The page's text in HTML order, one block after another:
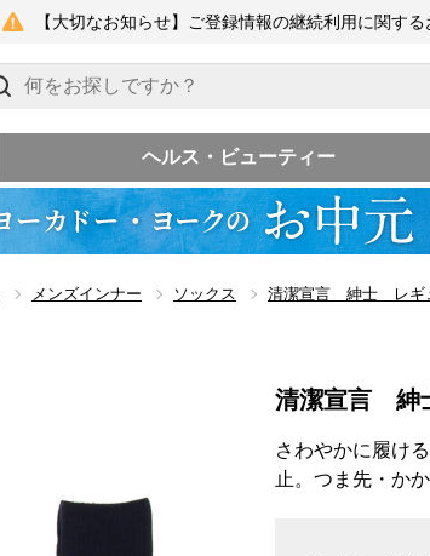
【大切なお知らせ】ご登録情報の継続利用に関する
ヘルス・ビューティー
メンズインナー ソックス 清潔宣言 紳士 レギ
清潔宣言 紳
さわやかに履け
止。つま先・か